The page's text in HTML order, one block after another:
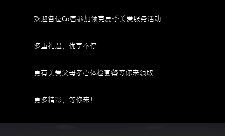
欢迎各位Co客参加领克夏季关爱服务活动
多重礼遇，优享不停
更有关爱父母孝心体检套餐等你来领取！
更多精彩，等你来！